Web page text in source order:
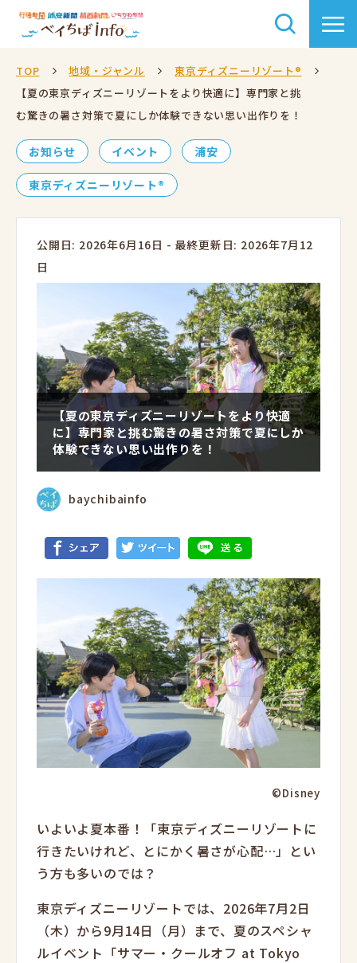
TOP 地域・ジャンル
東京ディズニーリゾート®
【夏の東京ディズニーリゾートをより快適に】専門家と挑
む驚きの暑さ対策で夏にしか体験できない思い出作りを！
お知らせ イベント 浦安
東京ディズニーリゾート®
公開日: 2026年6月16日 - 最終更新日: 2026年7月12
日
【夏の東京ディズニーリゾートをより快適
に】専門家と挑む驚きの暑さ対策で夏にしか
体験できない思い出作りを！
baychibainfo
©Disney
いよいよ夏本番！「東京ディズニーリゾートに
行きたいけれど、とにかく暑さが心配…」とい
う方も多いのでは？
東京ディズニーリゾートでは、2026年7月2日
（木）から9月14日（月）まで、夏のスペシャ
ルイベント「サマー・クールオフ at Tokyo